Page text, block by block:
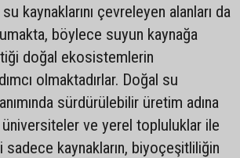
kaynaklarını çevreleyen alanları da
böylece suyun kaynağa
doğal ekosistemlerin
olmaktadırlar. Doğal su
sürdürülebilir üretim adına
ve yerel topluluklar ile
sadece kaynakların, biyoçeşitliliğin